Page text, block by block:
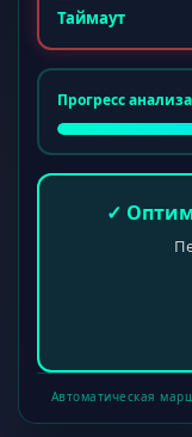
Таймаут
Прогресс анализа
✓
Автоматическая